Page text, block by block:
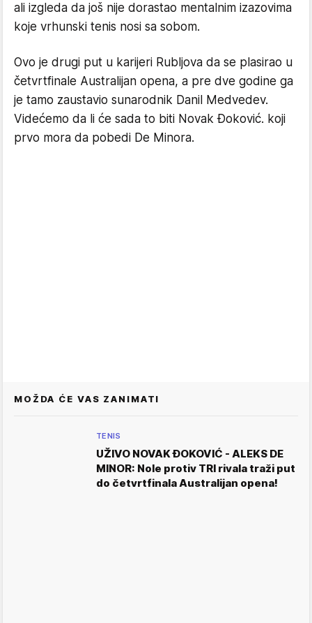
ali izgleda da još nije dorastao mentalnim izazovima
koje vrhunski tenis nosi sa sobom.
Ovo je drugi put u karijeri Rubljova da se plasirao u
četvrtfinale Australijan opena, a pre dve godine ga
je tamo zaustavio sunarodnik Danil Medvedev.
Videćemo da li će sada to biti Novak Đoković. koji
prvo mora da pobedi De Minora.
MOŽDA ĆE VAS ZANIMATI
TENIS
UŽIVO NOVAK ĐOKOVIĆ - ALEKS DE
MINOR: Nole protiv TRI rivala traži put
do četvrtfinala Australijan opena!